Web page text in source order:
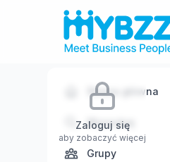
Zaloguj się
aby zobaczyć więcej
Strona główna
Wyszukaj
Grupy